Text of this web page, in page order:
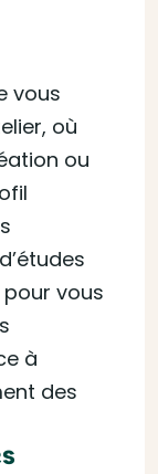
vous
où
ou
pour vous
à
des